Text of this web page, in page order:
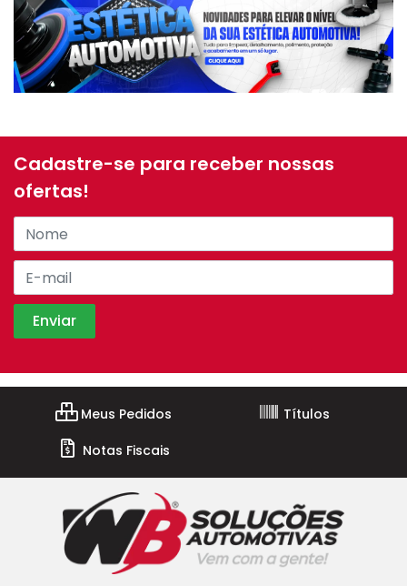
Cadastre-se para receber nossas
ofertas!
Meus Pedidos
Títulos
Notas Fiscais